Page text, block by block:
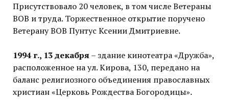
Присутствовало 20 человек, в том числе Ветераны
ВОВ и труда. Торжественное открытие поручено
Ветерану ВОВ Пунтус Ксении Дмитриевне.
1994 г., 13 декабря – здание кинотеатра «Дружба»,
расположенное на ул. Кирова, 130, передано на
баланс религиозного объединения православных
христиан «Церковь Рождества Богородицы».